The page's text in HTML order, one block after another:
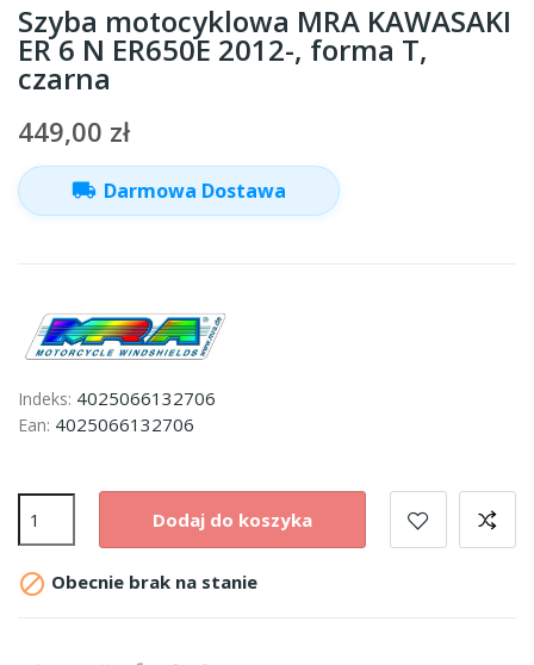
Szyba motocyklowa MRA KAWASAKI
ER 6 N ER650E 2012-, forma T,
czarna
449,00 zł
local_shipping Darmowa Dostawa
Indeks: 4025066132706
Ean: 4025066132706
Dodaj do koszyka
 Obecnie brak na stanie